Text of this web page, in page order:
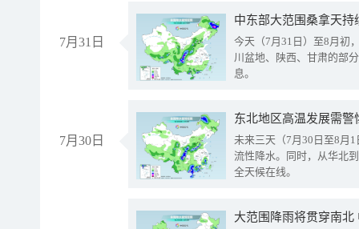
7月31日
中东部大范围桑拿天
今天（7月31日）至8月初
川盆地、陕西、甘肃的部
息。
7月30日
东北地区高温发展需
未来三天（7月30日至8月
流性降水。同时，从华北
全天候在线。
大范围降雨将贯穿南